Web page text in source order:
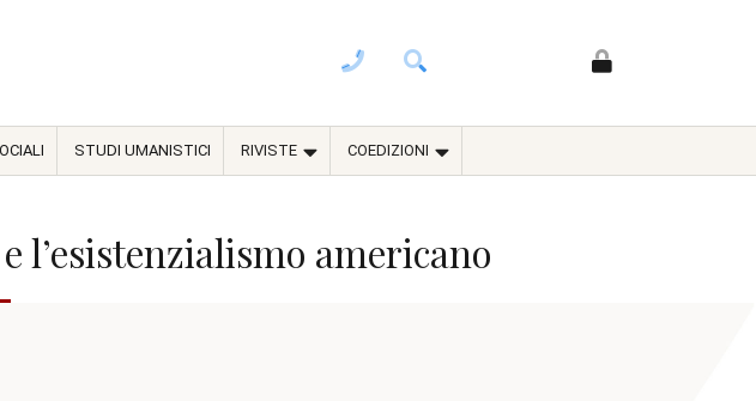
STUDI UMANISTICI RIVISTE COEDIZIONI
l’esistenzialismo americano